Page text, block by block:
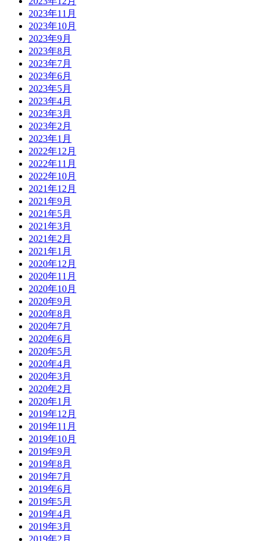
2023年11月
2023年10月
2023年9月
2023年8月
2023年7月
2023年6月
2023年5月
2023年4月
2023年3月
2023年2月
2023年1月
2022年12月
2022年11月
2022年10月
2021年12月
2021年9月
2021年5月
2021年3月
2021年2月
2021年1月
2020年12月
2020年11月
2020年10月
2020年9月
2020年8月
2020年7月
2020年6月
2020年5月
2020年4月
2020年3月
2020年2月
2020年1月
2019年12月
2019年11月
2019年10月
2019年9月
2019年8月
2019年7月
2019年6月
2019年5月
2019年4月
2019年3月
2019年2月